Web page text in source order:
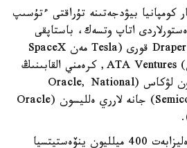
كومپانيا بيۋدجەتىنە تۇراقتى ءتۇسىپ
اتاپ وتسەك، باستاپقى
كەزدە Draper Fisher Jurvetson قورى (Tesla مەن SpaceX
نەگىزىن قالاۋىنا قاتىسقان) ATA Ventures, كرەمني القابىنىڭ
اڭىزىنا اينالعان ۇلكەن دون لۋكاس (Oracle, National
Semiconductor، Macromedia) جانە لارري ەلليسون (Oracle
كەيبىر دەرەكتەر بويىنشا ەليزابەت 400 ميلليون ينۆەستيتسيا